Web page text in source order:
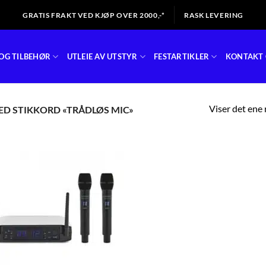
GRATIS FRAKT VED KJØP OVER 2000,-* RASK LEVERING
TILBEHØR UTLEIE AV UTSTYR FESTARTIKLER KONTAKT
STIKKORD «TRÅDLØS MIC» Viser det